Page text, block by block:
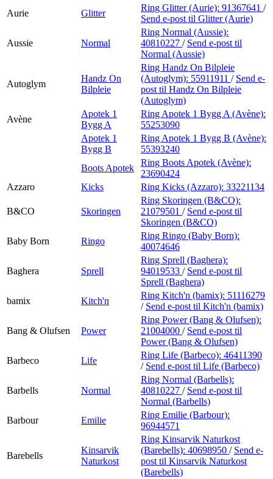
Aurie
Glitter
Ring Glitter (Aurie): 91367641 /
Send e-post til Glitter (Aurie)
Aussie Normal
Ring Normal (Aussie):
40810227 / Send e-post til
Normal (Aussie)
Autoglym
Handz On
Bilpleie
Ring Handz On Bilpleie
(Autoglym): 55911911 / Send e-
post til Handz On Bilpleie
(Autoglym)
Avène
Apotek 1
Bygg A
Ring Apotek 1 Bygg A (Avène):
55253090
Apotek 1
Bygg B
Ring Apotek 1 Bygg B (Avène):
55393240
Boots Apotek
Ring Boots Apotek (Avène):
23690424
Azzaro
Kicks Ring Kicks (Azzaro): 33221134
B&CO Skoringen
Ring Skoringen (B&CO):
21079501 / Send e-post til
Skoringen (B&CO)
Baby Born
Ringo
Ring Ringo (Baby Born):
40074646
Baghera Sprell
Ring Sprell (Baghera):
94019533 / Send e-post til
Sprell (Baghera)
bamix
Kitch'n
Ring Kitch'n (bamix): 51116279
/ Send e-post til Kitch'n (bamix)
Bang & Olufsen Power
Ring Power (Bang & Olufsen):
21004000 / Send e-post til
Power (Bang & Olufsen)
Barbeco
Life
Ring Life (Barbeco): 46411390
/ Send e-post til Life (Barbeco)
Barbells Normal
Ring Normal (Barbells):
40810227 / Send e-post til
Normal (Barbells)
Barbour
Emilie
Ring Emilie (Barbour):
96944571
Barebells
Kinsarvik
Naturkost
Ring Kinsarvik Naturkost
(Barebells): 40698950 / Send e-
post til Kinsarvik Naturkost
(Barebells)